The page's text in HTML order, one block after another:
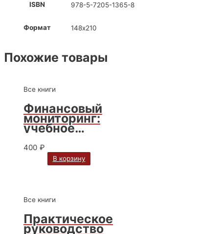
ISBN 978-5-7205-1365-8
Формат 148х210
Похожие товары
Все книги
Финансовый
мониторинг:
учебное
пособие для
бакалавриата
магистратуры
400 ₽
В корзину
Все книги
Практическое
руководство